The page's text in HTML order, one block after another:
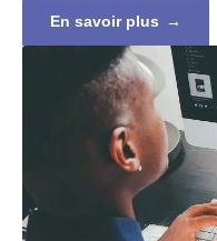
En savoir plus